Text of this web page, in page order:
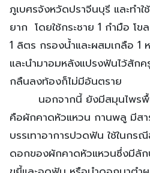
ภูเบศรจังหวัดปราจีนบุรี และทำใ
ยาก โดยใช้กระชาย 1 กำมือ โข
1 ลิตร กรองน้ำและผสมเกลือ 1
และนำมาอมหลังแปรงฟันไว้สัก
กลืนลงท้องก็ไม่มีอันตราย
นอกจากนี้ ยังมีสมุนไพรพื้น
คือผักคาดหัวแหวน กานพลู มีส
บรรเทาอาการปวดฟัน ใช้ในกร
ดอกของผักคาดหัวแหวนซึ่งมีลั